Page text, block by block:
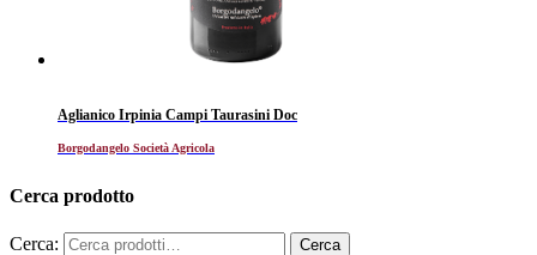
Aglianico Irpinia Campi Taurasini Doc
Borgodangelo Società Agricola
Cerca prodotto
Cerca: